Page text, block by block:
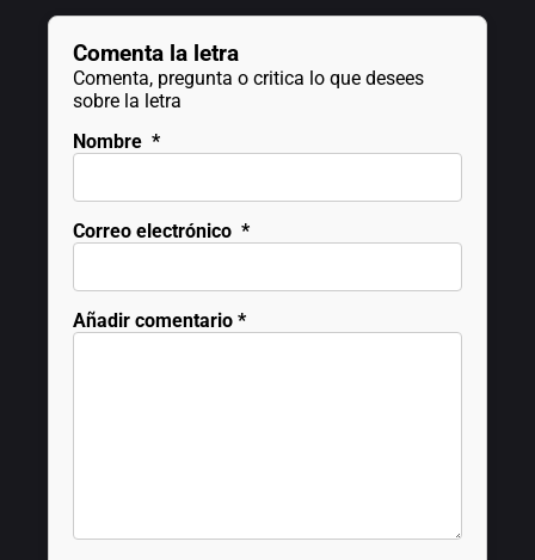
Comenta la letra
Comenta, pregunta o critica lo que desees
sobre la letra
Nombre *
Correo electrónico *
Añadir comentario *